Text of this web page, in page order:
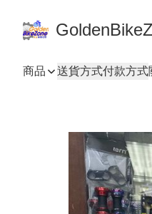
商品 送貨方式付款方式